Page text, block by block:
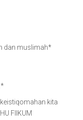
dan muslimah*
kita
FIIKUM